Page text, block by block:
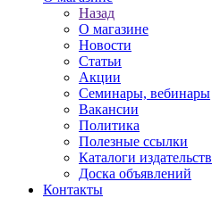
Назад
О магазине
Новости
Статьи
Акции
Семинары, вебинары
Вакансии
Политика
Полезные ссылки
Каталоги издательств
Доска объявлений
Контакты